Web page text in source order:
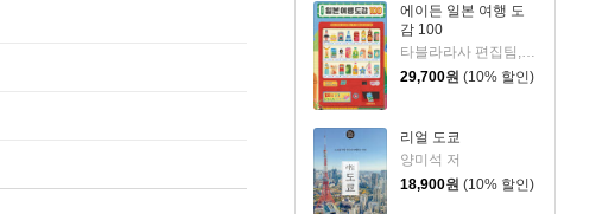
에이든 일본 여행 도
감 100
타블라라사 편집팀,이정기 공저
29,700원 (10% 할인)
리얼 도쿄
양미석 저
18,900원 (10% 할인)